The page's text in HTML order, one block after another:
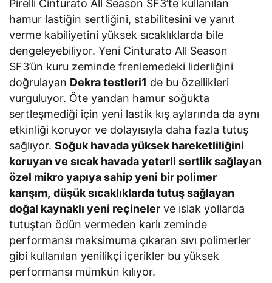
Pirelli Cinturato All Season SF3’te kullanılan
hamur lastiğin sertliğini, stabilitesini ve yanıt
verme kabiliyetini yüksek sıcaklıklarda bile
dengeleyebiliyor. Yeni Cinturato All Season
SF3’ün kuru zeminde frenlemedeki liderliğini
doğrulayan Dekra testleri1 de bu özellikleri
vurguluyor. Öte yandan hamur soğukta
sertleşmediği için yeni lastik kış aylarında da aynı
etkinliği koruyor ve dolayısıyla daha fazla tutuş
sağlıyor.Soğuk havada yüksek hareketliliğini
koruyan ve sıcak havada yeterli sertlik sağlayan
özel mikro yapıya sahip yeni bir polimer
karışım, düşük sıcaklıklarda tutuş sağlayan
doğal kaynaklı yeni reçineler ve ıslak yollarda
tutuştan ödün vermeden karlı zeminde
performansı maksimuma çıkaran sıvı polimerler
gibi kullanılan yenilikçi içerikler bu yüksek
performansı mümkün kılıyor.